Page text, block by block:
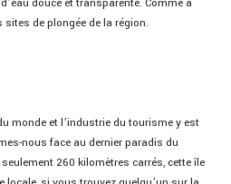
sites de plongée de la région.
monde et l’industrie du tourisme y est
nous face au dernier paradis du
260 kilomètres carrés, cette île